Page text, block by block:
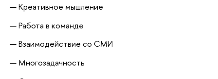
Креативное мышление
Работа в команде
Взаимодействие со СМИ
Многозадачность